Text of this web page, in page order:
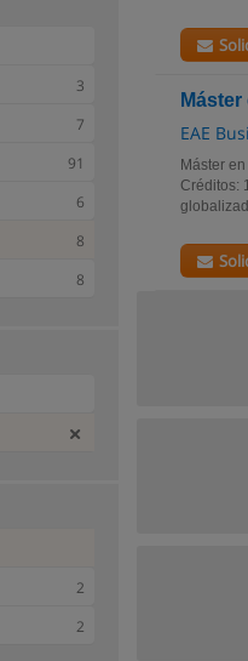
EAE
Máster
Créditos:
3
7
91
6
8
8
2
2